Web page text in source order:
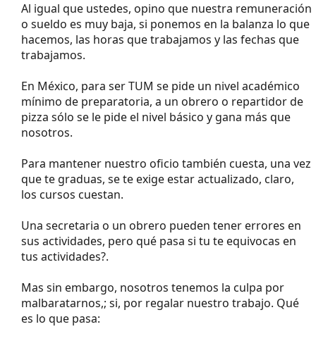
Al igual que ustedes, opino que nuestra remuneración
o sueldo es muy baja, si ponemos en la balanza lo que
hacemos, las horas que trabajamos y las fechas que
trabajamos.
En México, para ser TUM se pide un nivel académico
mínimo de preparatoria, a un obrero o repartidor de
pizza sólo se le pide el nivel básico y gana más que
nosotros.
Para mantener nuestro oficio también cuesta, una vez
que te graduas, se te exige estar actualizado, claro,
los cursos cuestan.
Una secretaria o un obrero pueden tener errores en
sus actividades, pero qué pasa si tu te equivocas en
tus actividades?.
Mas sin embargo, nosotros tenemos la culpa por
malbaratarnos,; si, por regalar nuestro trabajo. Qué
es lo que pasa: